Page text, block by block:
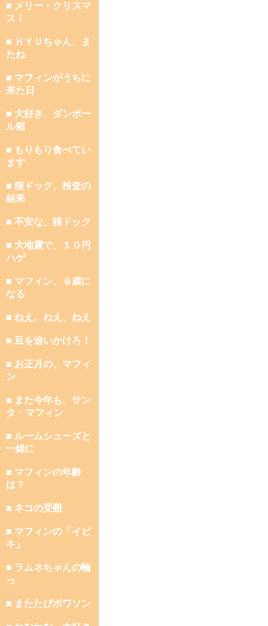
■ メリー・クリスマ
ス！
■ ＨＹＵちゃん、ま
たね
■ マフィンがうちに
来た日
■ 大好き、ダンボー
ル箱
■ もりもり食べてい
ます
■ 猫ドック、検査の
結果
■ 不安な、猫ドック
■ 大地震で、１０円
ハゲ
■ マフィン、９歳に
なる
■ ねえ、ねえ、ねえ
■ 豆を追いかけろ！
■ お正月の、マフィ
ン
■ また今年も、サン
タ・マフィン
■ ルームシューズと
一緒に
■ マフィンの年齢
は？
■ ネコの受難
■ マフィンの「イビ
キ」
■ ラムネちゃんの輪
っ
■ またたびポワソン